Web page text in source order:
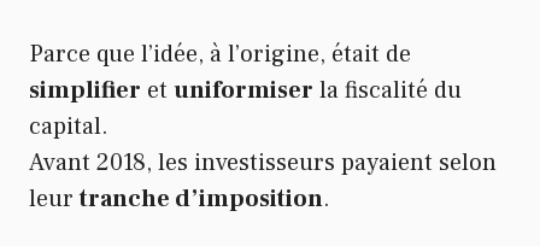
Parce que l’idée, à l’origine, était de
simplifier et uniformiser la fiscalité du
capital.
Avant 2018, les investisseurs payaient selon
leurtranche d’imposition.